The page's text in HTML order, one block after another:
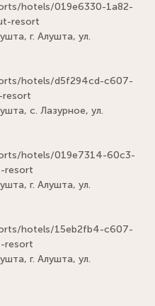
hotels/019e6330-1a82-
resort
г. Алушта, ул.
hotels/d5f294cd-c607-
resort
с. Лазурное, ул.
hotels/019e7314-60c3-
resort
г. Алушта, ул.
hotels/15eb2fb4-c607-
resort
г. Алушта, ул.